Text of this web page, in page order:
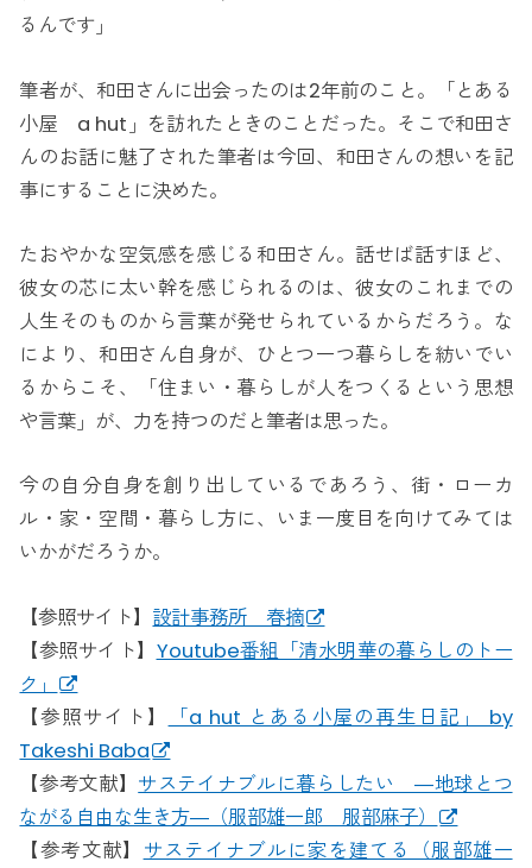
るんです」
筆者が、和田さんに出会ったのは2年前のこと。「とある
小屋 a hut」を訪れたときのことだった。そこで和田さ
んのお話に魅了された筆者は今回、和田さんの想いを記
事にすることに決めた。
たおやかな空気感を感じる和田さん。話せば話すほど、
彼女の芯に太い幹を感じられるのは、彼女のこれまでの
人生そのものから言葉が発せられているからだろう。な
により、和田さん自身が、ひとつ一つ暮らしを紡いでい
るからこそ、「住まい・暮らしが人をつくるという思想
や言葉」が、力を持つのだと筆者は思った。
今の自分自身を創り出しているであろう、街・ローカ
ル・家・空間・暮らし方に、いま一度目を向けてみては
いかがだろうか。
【参照サイト】 設計事務所 春摘
【参照サイト】 Youtube番組「清水明華の暮らしのトー
ク」
【参照サイト】
「a hut とある小屋の再生日記」 by
Takeshi Baba
【参考文献】 サステイナブルに暮らしたい ―地球とつ
ながる自由な生き方―（服部雄一郎 服部麻子）
【参考文献】 サステイナブルに家を建てる（服部雄一